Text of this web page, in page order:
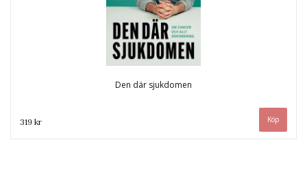
Den där sjukdomen
319 kr